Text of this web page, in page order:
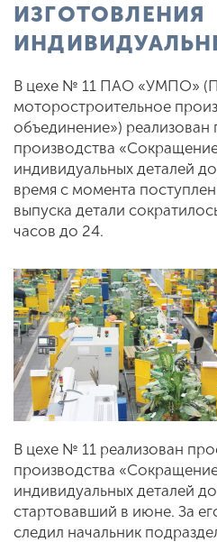
ИЗГОТОВЛЕНИЯ
В цехе № 11 ПАО «УМПО»
моторостроительное
объединение») реализован
производства
индивидуальных деталей
время с момента
выпуска детали
часов до 24.
В цехе № 11 реализован
производства
индивидуальных деталей
стартовавший в июне. За
следил начальник